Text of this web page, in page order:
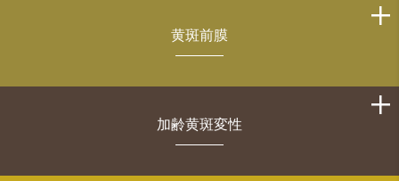
黄斑前膜
加齢黄斑変性